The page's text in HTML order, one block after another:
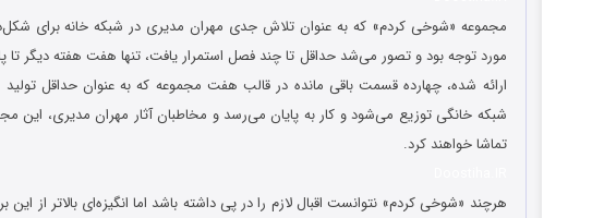
مجموعه‌ «شوخی کردم» که به عنوان تلاش جدی مهران مدیری در شبکه خانه برای
مورد توجه بود و تصور می‌شد حداقل تا چند فصل استمرار یافت، تنها هفت هفته دیگر
ارائه شده، چهارده قسمت باقی مانده در قالب هفت مجموعه که به عنوان حداقل
شبکه خانگی توزیع می‌شود و کار به پایان می‌رسد و مخاطبان آثار مهران مدیری، این
تماشا خواهند کرد.
هرچند «شوخی کردم» نتوانست اقبال لازم را در پی داشته باشد اما انگیزه‌ای بالاتر از